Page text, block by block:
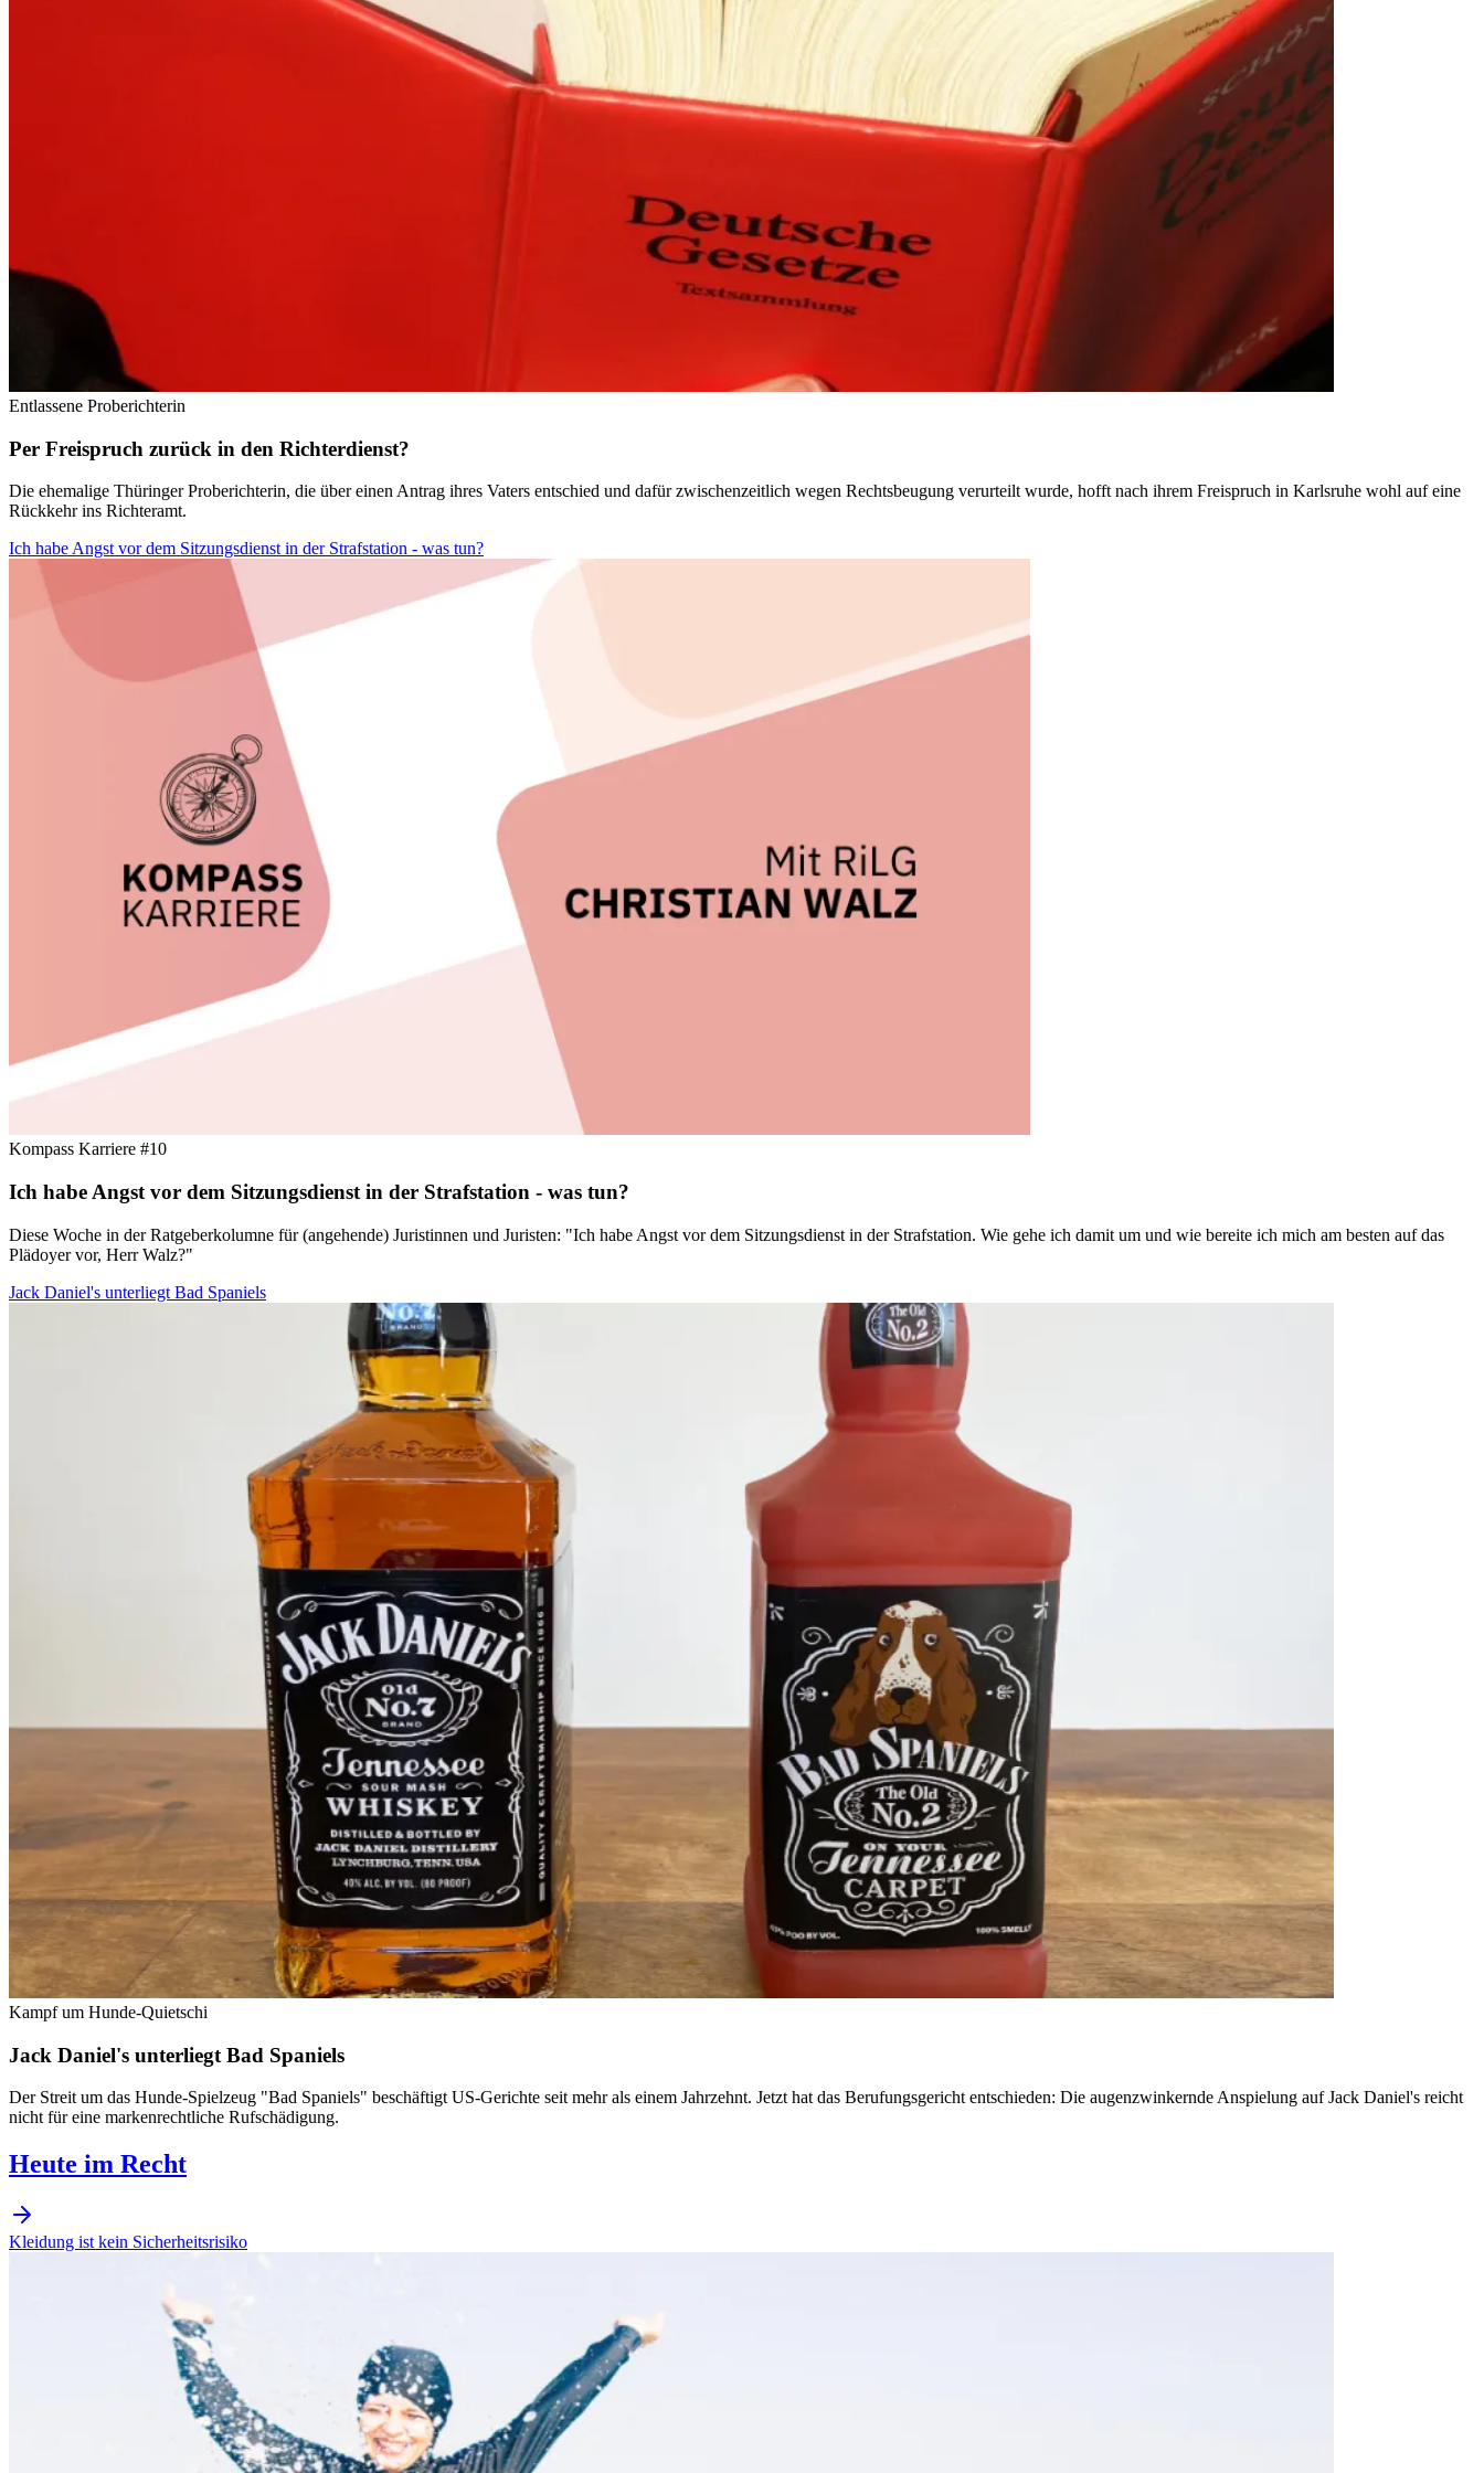
Entlassene Proberichterin
Per Freispruch zurück in den Richterdienst?
Die ehemalige Thüringer Proberichterin, die über einen Antrag ihres Vaters entschied und dafür zwischenzeitlich wegen Rechtsbeugung verurteilt wurde, hofft nach ihrem Freispruch in Karlsruhe wohl auf eine
Rückkehr ins Richteramt.
Ich habe Angst vor dem Sitzungsdienst in der Strafstation - was tun?
Kompass Karriere #10
Ich habe Angst vor dem Sitzungsdienst in der Strafstation - was tun?
Diese Woche in der Ratgeberkolumne für (angehende) Juristinnen und Juristen: "Ich habe Angst vor dem Sitzungsdienst in der Strafstation. Wie gehe ich damit um und wie bereite ich mich am besten auf das
Plädoyer vor, Herr Walz?"
Jack Daniel's unterliegt Bad Spaniels
Kampf um Hunde-Quietschi
Jack Daniel's unterliegt Bad Spaniels
Der Streit um das Hunde-Spielzeug "Bad Spaniels" beschäftigt US-Gerichte seit mehr als einem Jahrzehnt. Jetzt hat das Berufungsgericht entschieden: Die augenzwinkernde Anspielung auf Jack Daniel's reicht
nicht für eine markenrechtliche Rufschädigung.
Heute im Recht
Kleidung ist kein Sicherheitsrisiko